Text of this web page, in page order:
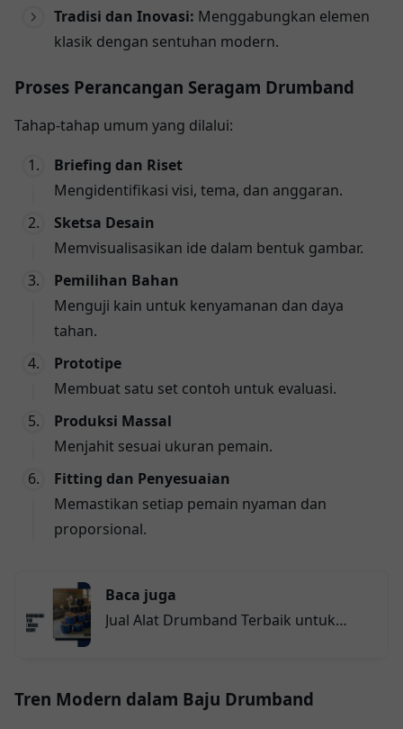
Tradisi dan Inovasi: Menggabungkan elemen
klasik dengan sentuhan modern.
Proses Perancangan Seragam Drumband
Tahap-tahap umum yang dilalui:
Briefing dan Riset
Mengidentifikasi visi, tema, dan anggaran.
Sketsa Desain
Memvisualisasikan ide dalam bentuk gambar.
Pemilihan Bahan
Menguji kain untuk kenyamanan dan daya
tahan.
Prototipe
Membuat satu set contoh untuk evaluasi.
Produksi Massal
Menjahit sesuai ukuran pemain.
Fitting dan Penyesuaian
Memastikan setiap pemain nyaman dan
proporsional.
Baca juga
Jual Alat Drumband Terbaik untuk
Tren Modern dalam Baju Drumband